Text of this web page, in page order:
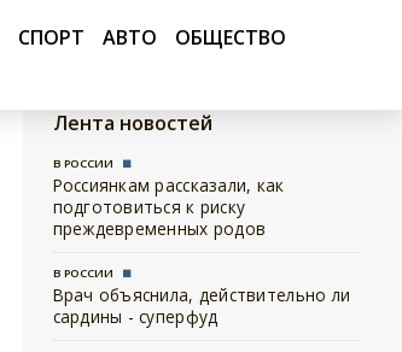
СПОРТ АВТО ОБЩЕСТВО
Лента новостей
В РОССИИ
Россиянкам рассказали, как
подготовиться к риску
преждевременных родов
В РОССИИ
Врач объяснила, действительно ли
сардины - суперфуд